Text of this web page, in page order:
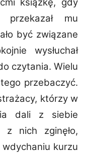
mu
być związane
wysłuchał
czytania. Wielu
przebaczyć.
którzy w
dali z siebie
z nich zginęło,
wdychaniu kurzu